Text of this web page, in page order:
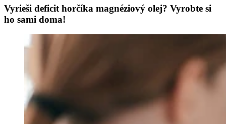
Vyrieši deficit horčíka magnéziový olej? Vyrobte si
ho sami doma!